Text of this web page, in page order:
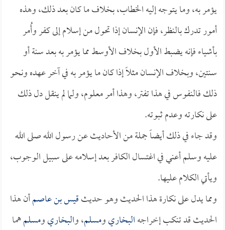
يؤمر به، وما يتوجه إليه الخطاب، بخلاف ما كان بعد ذلك، وهذه
أمور تدرك بالنظر، فإن الإنسان إذا تحول من إسلام إلى كفر وأُمر
بأشياء فإنه يضبط الأول بخلاف الأوسط مما يؤمر به بعد سنة أو
سنتين، وبخلاف الإنسان مثلاً إذا كان ما يؤمر به في آخر عهده ونحو
ذلك فالنفوس في هذا تفتر، وهذا أمر معلوم، ولما لم ينقل دل ذلك
على نكارته وعدم ثبوته.
وقد جاء في ذلك أيضاً جملة من الأحاديث عن رسول الله صلى الله
عليه وسلم أعني في اغتسال الكافر بعد إسلامه على سبيل الوجوب،
ويأتي الكلام عليها.
ومما يدل على نكارة هذا الحديث وهو حديثقيس بن عاصمأن هذا
الحديث قد تنكب إخراجهالبخاريومسلم، والبخاريومسلمهما